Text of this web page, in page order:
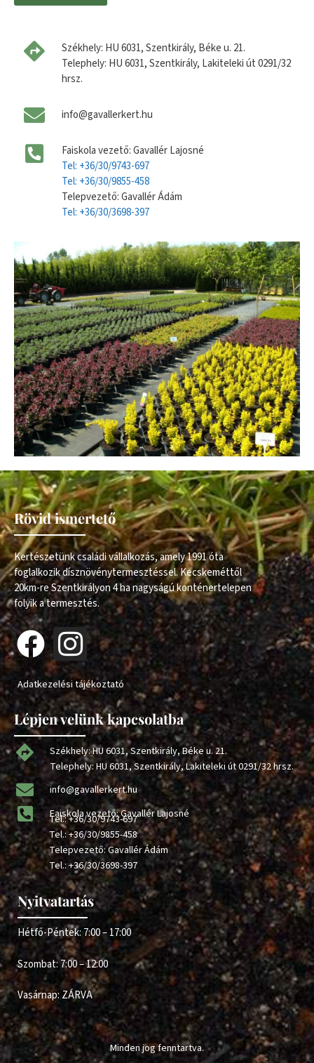
Székhely: HU 6031, Szentkirály, Béke u. 21.
Telephely: HU 6031, Szentkirály, Lakiteleki út 0291/32
hrsz.
info@gavallerkert.hu
Faiskola vezető: Gavallér Lajosné
Tel: +36/30/9743-697
Tel: +36/30/9855-458
Telepvezető: Gavallér Ádám
Tel: +36/30/3698-397
Rövid ismertető
Kertészetünk családi vállalkozás, amely 1991 óta
foglalkozik dísznövénytermesztéssel. Kecskeméttől
20km-re Szentkirályon 4 ha nagyságú konténertelepen
folyik a termesztés.
Adatkezelési tájékoztató
Lépjen velünk kapcsolatba
Székhely: HU 6031, Szentkirály, Béke u. 21.
Telephely: HU 6031, Szentkirály, Lakiteleki út 0291/32 hrsz.
info@gavallerkert.hu
Faiskola vezető: Gavallér Lajosné
Tel.:+36/30/9743-697
Tel.:+36/30/9855-458
Telepvezető: Gavallér Ádám
Tel.:+36/30/3698-397
Nyitvatartás
Hétfő-Péntek: 7:00 – 17:00
Szombat: 7:00 – 12:00
Vasárnap: ZÁRVA
Minden jog fenntartva.